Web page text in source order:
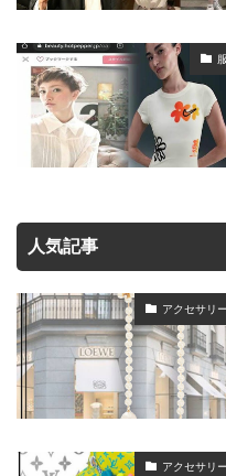
服
人気記事
アクセサリー
アクセサリー